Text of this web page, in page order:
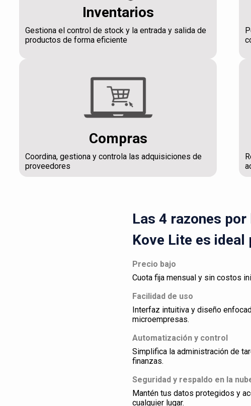
Inventarios
Gestiona el control de stock y la entrada y salida de
productos de forma eficiente
Compras
Coordina, gestiona y controla las adquisiciones de
proveedores
Las 4 razones por
Kove Lite es ideal
Precio bajo
Cuota fija mensual y sin costos
Facilidad de uso
Interfaz intuitiva y diseño
microempresas.
Automatización y control
Simplifica la administración de
finanzas.
Seguridad y respaldo en la
Mantén tus datos protegidos y
cualquier lugar.